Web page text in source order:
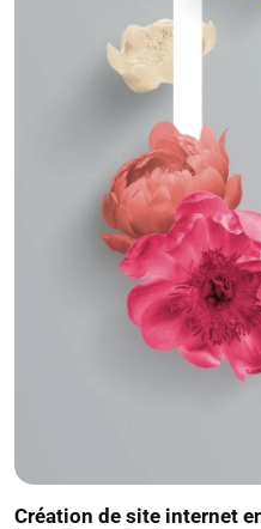
Création de site internet